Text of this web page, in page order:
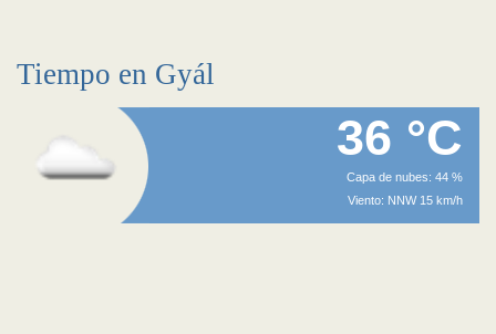
Tiempo en Gyál
36 °C
Capa de nubes: 44 %
Viento: NNW 15 km/h